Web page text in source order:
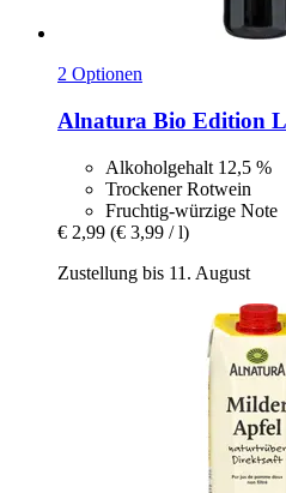
2 Optionen
Alnatura Bio Edition
Alkoholgehalt 12,5 %
Trockener Rotwein
Fruchtig-würzige Note
€ 2,99 (€ 3,99 / l)
Zustellung bis 11. August